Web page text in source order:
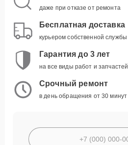
даже при отказе от ремонта
Бесплатная доставка
курьером собственной службы
Гарантия до 3 лет
на все виды работ и запчастей
Срочный ремонт
в день обращения от 30 минут